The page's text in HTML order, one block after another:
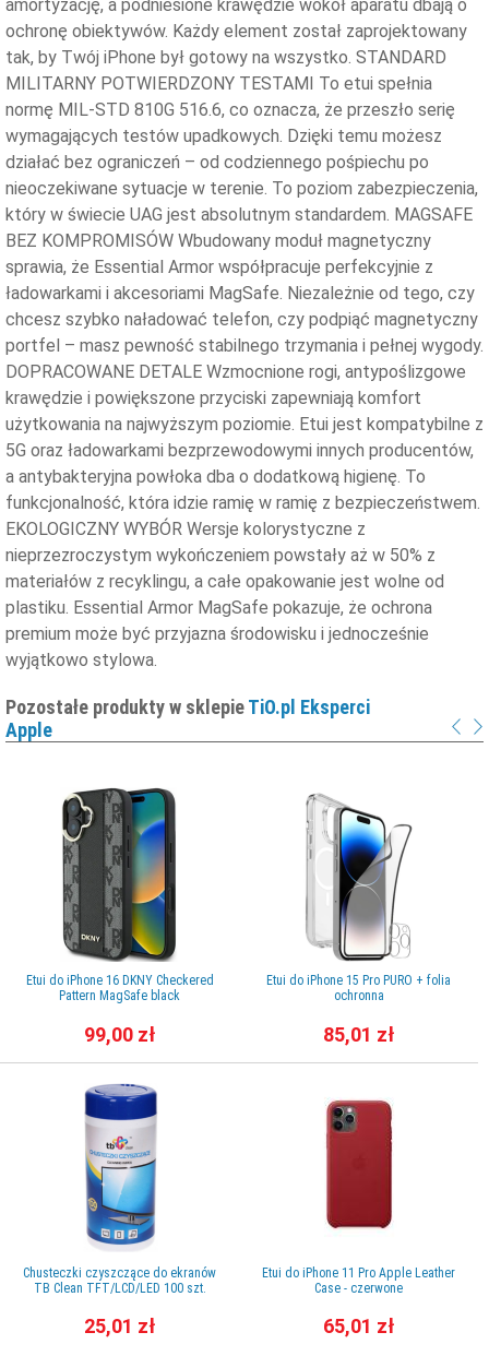
amortyzację, a podniesione krawędzie wokół aparatu dbają o
ochronę obiektywów. Każdy element został zaprojektowany
tak, by Twój iPhone był gotowy na wszystko. STANDARD
MILITARNY POTWIERDZONY TESTAMI To etui spełnia
normę MIL-STD 810G 516.6, co oznacza, że przeszło serię
wymagających testów upadkowych. Dzięki temu możesz
działać bez ograniczeń – od codziennego pośpiechu po
nieoczekiwane sytuacje w terenie. To poziom zabezpieczenia,
który w świecie UAG jest absolutnym standardem. MAGSAFE
BEZ KOMPROMISÓW Wbudowany moduł magnetyczny
sprawia, że Essential Armor współpracuje perfekcyjnie z
ładowarkami i akcesoriami MagSafe. Niezależnie od tego, czy
chcesz szybko naładować telefon, czy podpiąć magnetyczny
portfel – masz pewność stabilnego trzymania i pełnej wygody.
DOPRACOWANE DETALE Wzmocnione rogi, antypoślizgowe
krawędzie i powiększone przyciski zapewniają komfort
użytkowania na najwyższym poziomie. Etui jest kompatybilne z
5G oraz ładowarkami bezprzewodowymi innych producentów,
a antybakteryjna powłoka dba o dodatkową higienę. To
funkcjonalność, która idzie ramię w ramię z bezpieczeństwem.
EKOLOGICZNY WYBÓR Wersje kolorystyczne z
nieprzezroczystym wykończeniem powstały aż w 50% z
materiałów z recyklingu, a całe opakowanie jest wolne od
plastiku. Essential Armor MagSafe pokazuje, że ochrona
premium może być przyjazna środowisku i jednocześnie
wyjątkowo stylowa.
Pozostałe produkty w sklepieTiO.pl Eksperci
Apple
Etui do iPhone 16 DKNY Checkered
Pattern MagSafe black
99,00 zł
Chusteczki czyszczące do ekranów
TB Clean TFT/LCD/LED 100 szt.
25,01 zł
Etui do iPhone 15 Pro PURO + folia
ochronna
85,01 zł
Etui do iPhone 11 Pro Apple Leather
Case - czerwone
65,01 zł